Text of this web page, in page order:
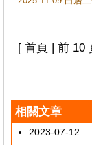
[ 首頁 | 前 10
相關文章
2023-07-12